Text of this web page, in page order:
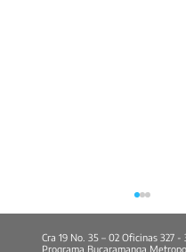
Cra 19 No. 35 – 02 Oficinas 327 -
Programa Bucaramanga